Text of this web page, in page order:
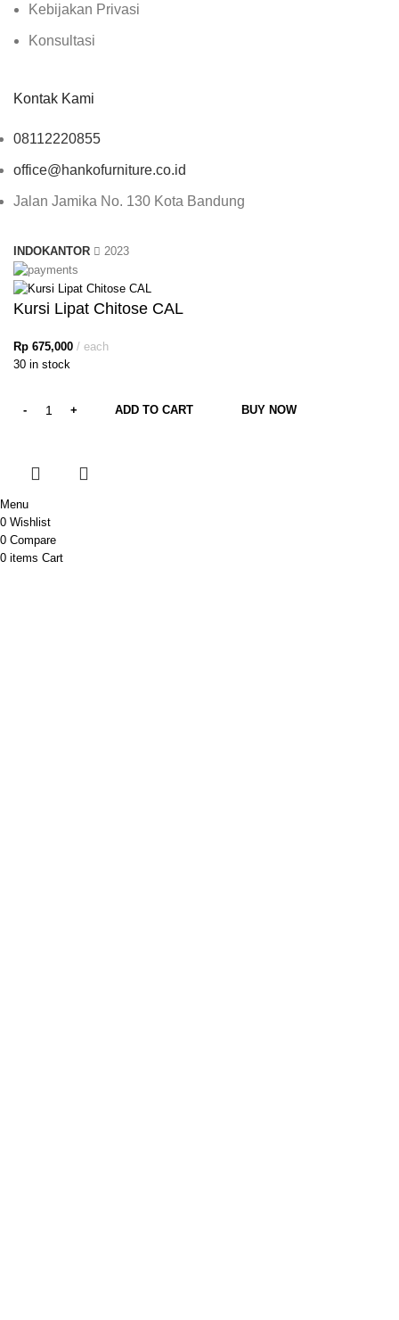
Kebijakan Privasi
Konsultasi
Kontak Kami
08112220855
office@hankofurniture.co.id
Jalan Jamika No. 130 Kota Bandung
INDOKANTOR 2023
Kursi Lipat Chitose CAL
Rp 675,000
each
30 in stock
ADD TO CART BUY NOW
Menu
0 Wishlist
0 Compare
0 items Cart